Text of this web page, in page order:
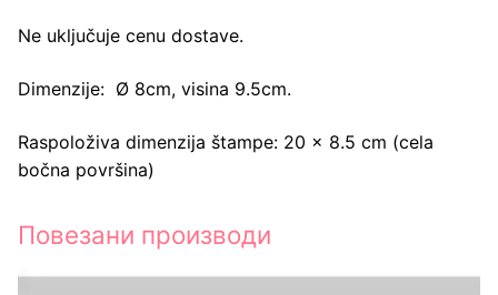
prezime)
Ne uključuje cenu dostave.
Dimenzije: Ø 8cm, visina 9.5cm.
Raspoloživa dimenzija štampe: 20 x 8.5 cm (cela
bočna površina)
Повезани производи